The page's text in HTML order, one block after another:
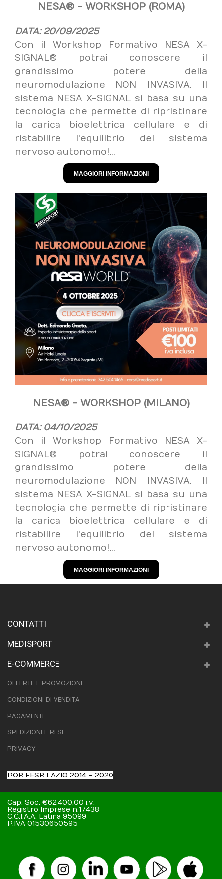
NESA® - WORKSHOP (ROMA)
DATA: 20/09/2025
Con il Workshop Formativo NESA X-
SIGNAL® potrai conoscere il
grandissimo potere della
neuromodulazione NON INVASIVA. Il
sistema NESA X-SIGNAL si basa su una
tecnologia che permette di ripristinare
la carica bioelettrica cellulare e di
ristabilire l'equilibrio del sistema
nervoso autonomo!...
MAGGIORI INFORMAZIONI
NESA® - WORKSHOP (MILANO)
DATA: 04/10/2025
Con il Workshop Formativo NESA X-
SIGNAL® potrai conoscere il
grandissimo potere della
neuromodulazione NON INVASIVA. Il
sistema NESA X-SIGNAL si basa su una
tecnologia che permette di ripristinare
la carica bioelettrica cellulare e di
ristabilire l'equilibrio del sistema
nervoso autonomo!...
MAGGIORI INFORMAZIONI
CONTATTI
MEDISPORT
E-COMMERCE
OFFERTE E PROMOZIONI
CONDIZIONI DI VENDITA
PAGAMENTI
SPEDIZIONI E RESI
PRIVACY
POR FESR LAZIO 2014 – 2020
Cap. Soc. €62.400,00 i.v.
Registro Imprese n.17438
C.C.I.A.A. Latina 95099
P.IVA 01530650595